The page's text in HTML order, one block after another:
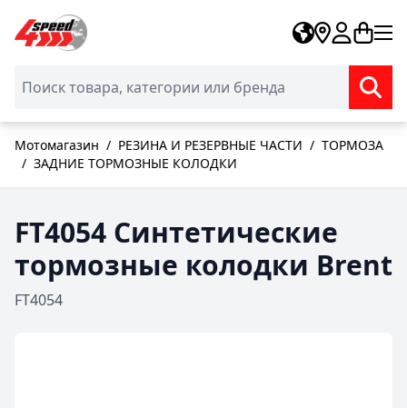
Skip to Content
Мотомагазин / РЕЗИНА И РЕЗЕРВНЫЕ ЧАСТИ / ТОРМОЗА
/ ЗАДНИЕ ТОРМОЗНЫЕ КОЛОДКИ
FT4054 Синтетические
тормозные колодки Brent
FT4054